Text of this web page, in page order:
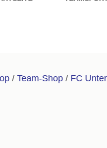
/ Team-Shop / FC